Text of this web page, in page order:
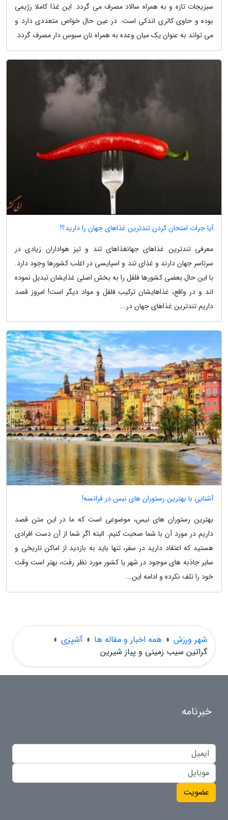
سبزیجات تازه و به همراه سالاد مصرف می گردد. این غذا کاملا رژیمی
بوده و حاوی کالری اندکی است. در عین حال خواص متعددی دارد و
می تواند به عنوان یک میان وعده به همراه نان سبوس دار مصرف گردد.
آیا جرات امتحان کردن تندترین غذاهای جهان را دارید؟!
معرفی تندترین غذاهای جهانغذاهای تند و تیز هواداران زیادی در
سرتاسر جهان دارند و غذای تند و اسپایسی در اغلب کشورها وجود دارد.
با این حال بعضی کشورها فلفل را به بخش اصلی غذایشان تبدیل نموده
اند و در واقع، غذاهایشان ترکیب فلفل و مواد دیگر است! امروز قصد
داریم تندترین غذاهای جهان در...
آشنایی با بهترین رستوران های نیس در فرانسه!
بهترین رستوران های نیس، موضوعی است که ما در این متن قصد
داریم در مورد آن با شما صحبت کنیم. البته اگر شما از آن دست افرادی
هستید که اعتقاد دارید در سفر، تنها باید به بازدید از اماکن تاریخی و
سایر جاذبه های موجود در شهر یا کشور مورد نظر رفت، بهتر است وقت
خود را تلف نکرده و ادامه این...
شهر ورزش » همه اخبار و مقاله ها » آشپزی »
گراتین سیب زمینی و پیاز شیرین
خبرنامه
عضویت